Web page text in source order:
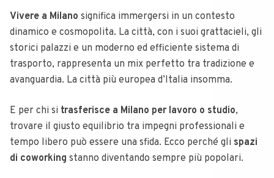
Vivere a Milano significa immergersi in un contesto
dinamico e cosmopolita. La città, con i suoi grattacieli, gli
storici palazzi e un moderno ed efficiente sistema di
trasporto, rappresenta un mix perfetto tra tradizione e
avanguardia. La città più europea d’Italia insomma.
E per chi si trasferisce a Milano per lavoro o studio,
trovare il giusto equilibrio tra impegni professionali e
tempo libero può essere una sfida. Ecco perché gli spazi
di coworking stanno diventando sempre più popolari.